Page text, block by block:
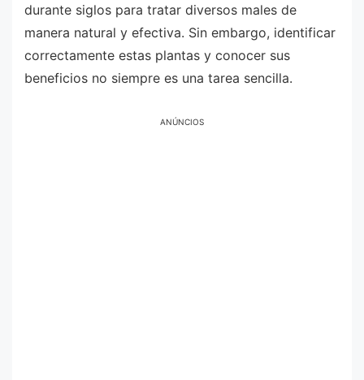
durante siglos para tratar diversos males de
manera natural y efectiva. Sin embargo, identificar
correctamente estas plantas y conocer sus
beneficios no siempre es una tarea sencilla.
ANÚNCIOS